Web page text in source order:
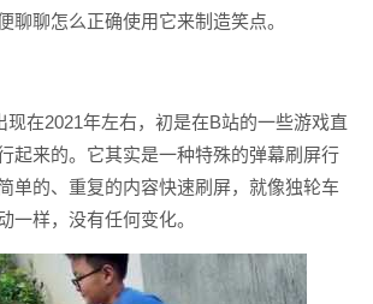
聊聊怎么正确使用它来制造笑点。
现在2021年左右，初是在B站的一些游戏直
起来的。它其实是一种特殊的弹幕刷屏行
单的、重复的内容快速刷屏，就像独轮车
一样，没有任何变化。